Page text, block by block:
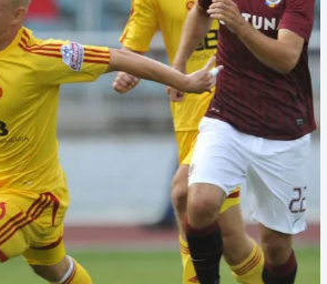
pětiboj
hry
volejbal
Triatlon
Veslování
Vodní slalom
Volejbal
Ostatní